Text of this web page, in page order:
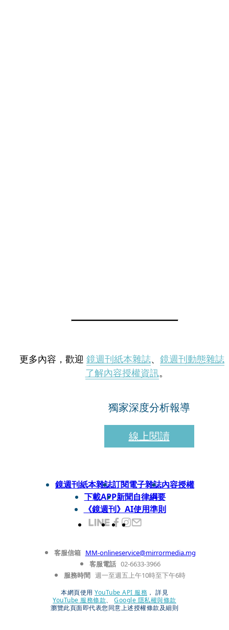
更多內容，歡迎 鏡週刊紙本雜誌、 鏡週刊動態雜誌
了解內容授權資訊。
獨家深度分析報導
線上閱讀
鏡週刊紙本雜誌訂閱電子雜誌內容授權
下載APP新聞自律綱要
《鏡週刊》AI使用準則
客服信箱 MM-onlineservice@mirrormedia.mg
客服電話 02-6633-3966
服務時間 週一至週五上午10時至下午6時
本網頁使用 YouTube API 服務 ， 詳見
YouTube 服務條款、
Google 隱私權與條款
瀏覽此頁面即代表您同意上述授權條款及細則